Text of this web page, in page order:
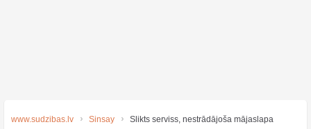
www.sudzibas.lv Sinsay Slikts serviss, nestrādājoša mājaslapa